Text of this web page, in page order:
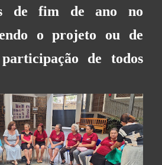
de fim de ano no
o projeto ou de
de todos